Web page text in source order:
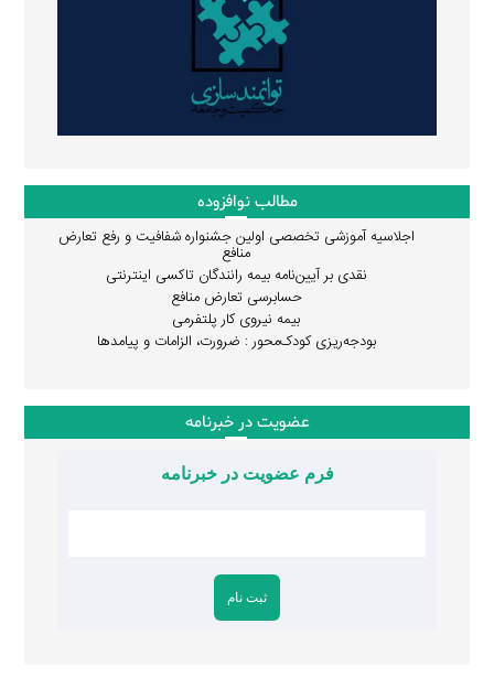
مطالب نوافزوده
اجلاسیه آموزشی تخصصی اولین جشنواره شفافیت و رفع تعارض
منافع
نقدی بر آیین‌نامه بیمه رانندگان تاکسی اینترنتی
حسابرسی تعارض منافع
بیمه نیروی کار پلتفرمی
بودجه‌ریزی کودک‌محور : ضرورت، الزامات و پیامدها
عضویت در خبرنامه
فرم عضویت در خبرنامه